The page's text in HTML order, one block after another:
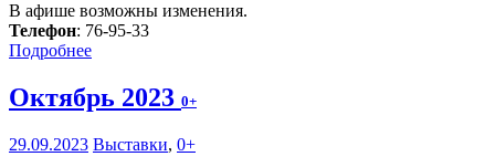
В афише возможны изменения.
Телефон: 76-95-33
Подробнее
Октябрь 2023 0+
29.09.2023 Выставки, 0+